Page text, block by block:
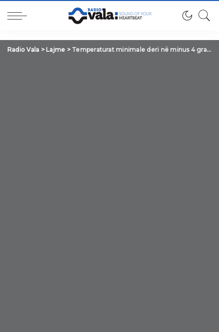
Radio Vala > Lajme > Temperaturat minimale deri në minus 4 gradë, ky është parashikimi i motit për sot